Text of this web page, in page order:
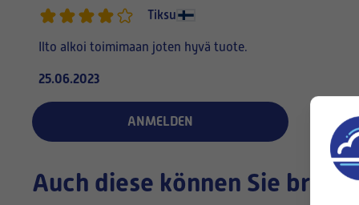
Tiksu
Ilto alkoi toimimaan joten hyvä tuote.
25.06.2023
ANMELDEN
Auch diese können Sie